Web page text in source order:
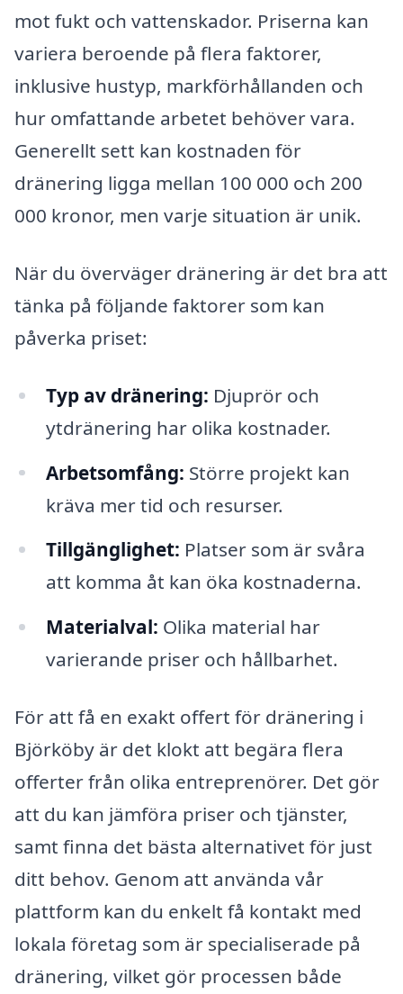
mot fukt och vattenskador. Priserna kan
variera beroende på flera faktorer,
inklusive hustyp, markförhållanden och
hur omfattande arbetet behöver vara.
Generellt sett kan kostnaden för
dränering ligga mellan 100 000 och 200
000 kronor, men varje situation är unik.
När du överväger dränering är det bra att
tänka på följande faktorer som kan
påverka priset:
Typ av dränering: Djuprör och
ytdränering har olika kostnader.
Arbetsomfång: Större projekt kan
kräva mer tid och resurser.
Tillgänglighet: Platser som är svåra
att komma åt kan öka kostnaderna.
Materialval: Olika material har
varierande priser och hållbarhet.
För att få en exakt offert för dränering i
Björköby är det klokt att begära flera
offerter från olika entreprenörer. Det gör
att du kan jämföra priser och tjänster,
samt finna det bästa alternativet för just
ditt behov. Genom att använda vår
plattform kan du enkelt få kontakt med
lokala företag som är specialiserade på
dränering, vilket gör processen både